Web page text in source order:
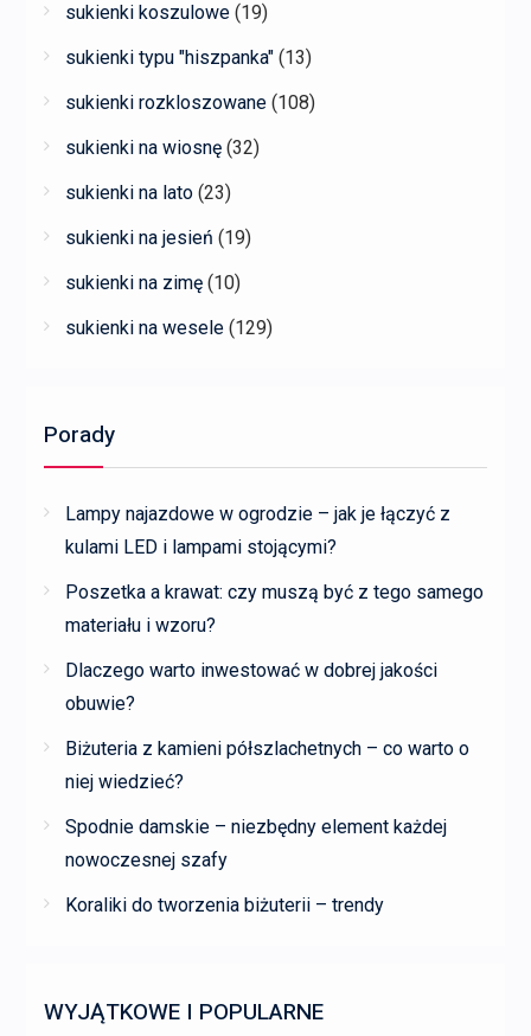
sukienki koszulowe (19)
sukienki typu "hiszpanka" (13)
sukienki rozkloszowane (108)
sukienki na wiosnę (32)
sukienki na lato (23)
sukienki na jesień (19)
sukienki na zimę (10)
sukienki na wesele (129)
Porady
Lampy najazdowe w ogrodzie – jak je łączyć z
kulami LED i lampami stojącymi?
Poszetka a krawat: czy muszą być z tego samego
materiału i wzoru?
Dlaczego warto inwestować w dobrej jakości
obuwie?
Biżuteria z kamieni półszlachetnych – co warto o
niej wiedzieć?
Spodnie damskie – niezbędny element każdej
nowoczesnej szafy
Koraliki do tworzenia biżuterii – trendy
WYJĄTKOWE I POPULARNE